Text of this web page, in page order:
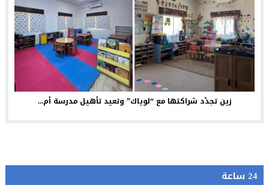
زين تجدّد شراكتها مع “لوياك” وتعيد تأهيل مدرسة أم...
24 ساعة